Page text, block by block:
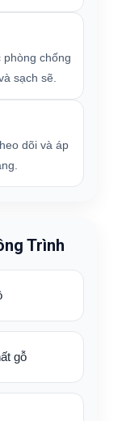
phòng chống
sạch sẽ.
dõi và áp
Trình
gỗ